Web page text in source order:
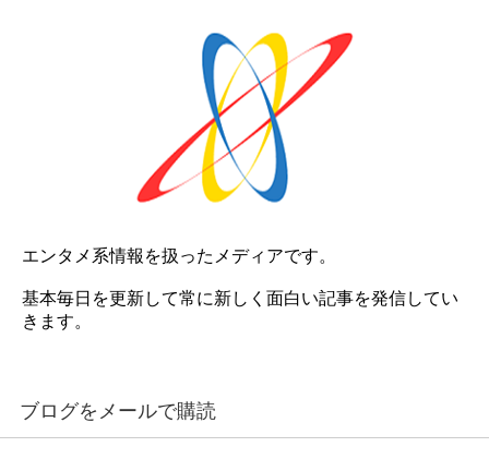
エンタメ系情報を扱ったメディアです。
基本毎日を更新して常に新しく面白い記事を発信してい
きます。
ブログをメールで購読